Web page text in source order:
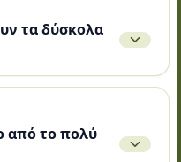
τα δύσκολα
από το πολύ